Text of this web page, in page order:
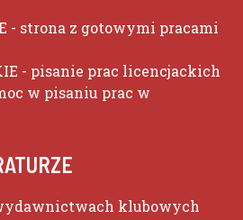
- strona z gotowymi pracami
- pisanie prac licencjackich
w pisaniu prac w
klubowych